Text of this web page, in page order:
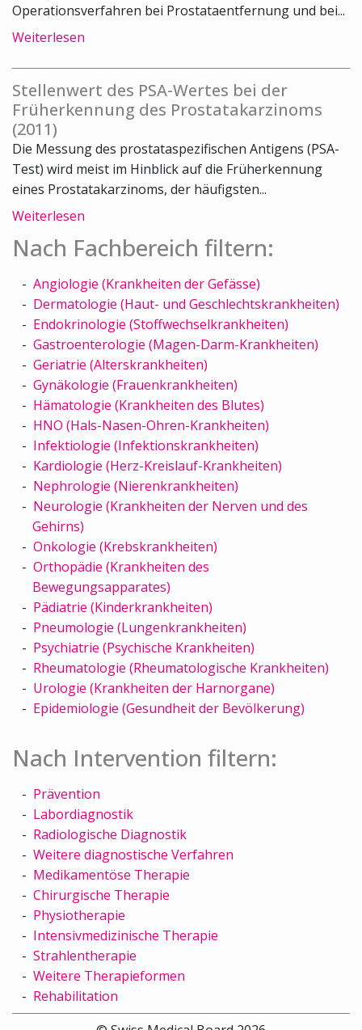
Operationsverfahren bei Prostataentfernung und bei...
Weiterlesen
Stellenwert des PSA-Wertes bei der
Früherkennung des Prostatakarzinoms
(2011)
Die Messung des prostataspezifischen Antigens (PSA-
Test) wird meist im Hinblick auf die Früherkennung
eines Prostatakarzinoms, der häufigsten...
Weiterlesen
Nach Fachbereich filtern:
Angiologie (Krankheiten der Gefässe)
Dermatologie (Haut- und Geschlechtskrankheiten)
Endokrinologie (Stoffwechselkrankheiten)
Gastroenterologie (Magen-Darm-Krankheiten)
Geriatrie (Alterskrankheiten)
Gynäkologie (Frauenkrankheiten)
Hämatologie (Krankheiten des Blutes)
HNO (Hals-Nasen-Ohren-Krankheiten)
Infektiologie (Infektionskrankheiten)
Kardiologie (Herz-Kreislauf-Krankheiten)
Nephrologie (Nierenkrankheiten)
Neurologie (Krankheiten der Nerven und des
Gehirns)
Onkologie (Krebskrankheiten)
Orthopädie (Krankheiten des
Bewegungsapparates)
Pädiatrie (Kinderkrankheiten)
Pneumologie (Lungenkrankheiten)
Psychiatrie (Psychische Krankheiten)
Rheumatologie (Rheumatologische Krankheiten)
Urologie (Krankheiten der Harnorgane)
Epidemiologie (Gesundheit der Bevölkerung)
Nach Intervention filtern:
Prävention
Labordiagnostik
Radiologische Diagnostik
Weitere diagnostische Verfahren
Medikamentöse Therapie
Chirurgische Therapie
Physiotherapie
Intensivmedizinische Therapie
Strahlentherapie
Weitere Therapieformen
Rehabilitation